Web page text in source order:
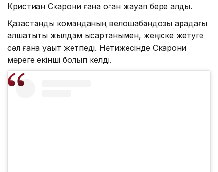
Кристиан Скарони ғана оған жауап бере алды.
Қазақстандық команданың велошабандозы арадағы
алшақтықты жылдам қысқартқанымен, жеңіске жетуге
сәл ғана уақыт жетпеді. Нәтижесінде Скарони
мәреге екінші болып келді.